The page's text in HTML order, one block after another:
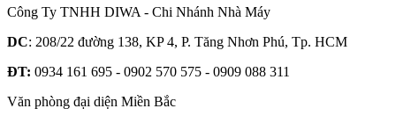
Công Ty TNHH DIWA - Chi Nhánh Nhà Máy
DC: 208/22 đường 138, KP 4, P. Tăng Nhơn Phú, Tp. HCM
ĐT: 0934 161 695 - 0902 570 575 - 0909 088 311
Văn phòng đại diện Miền Bắc